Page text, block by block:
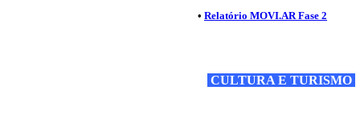
• Relatório MOVI.AR Fase 2
CULTURA E TURISMO